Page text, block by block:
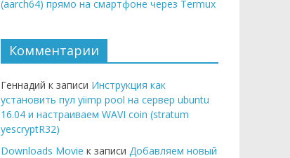
(aarch64) прямо на смартфоне через Termux
Комментарии
Геннадий к записи Инструкция как
установить пул yiimp pool на сервер ubuntu
16.04 и настраиваем WAVI coin (stratum
yescryptR32)
Downloads Movie к записи Добавляем новый